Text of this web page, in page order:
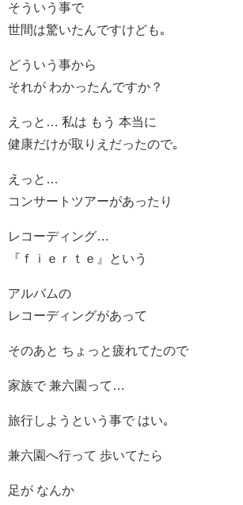
そういう事で
世間は驚いたんですけども｡
どういう事から
それが わかったんですか？
えっと… 私は もう 本当に
健康だけが取りえだったので｡
えっと…
コンサートツアーがあったり
レコーディング…
『ｆｉｅｒｔｅ』という
アルバムの
レコーディングがあって
そのあと ちょっと疲れてたので
家族で 兼六園って…
旅行しようという事で はい｡
兼六園へ行って 歩いてたら
足が なんか